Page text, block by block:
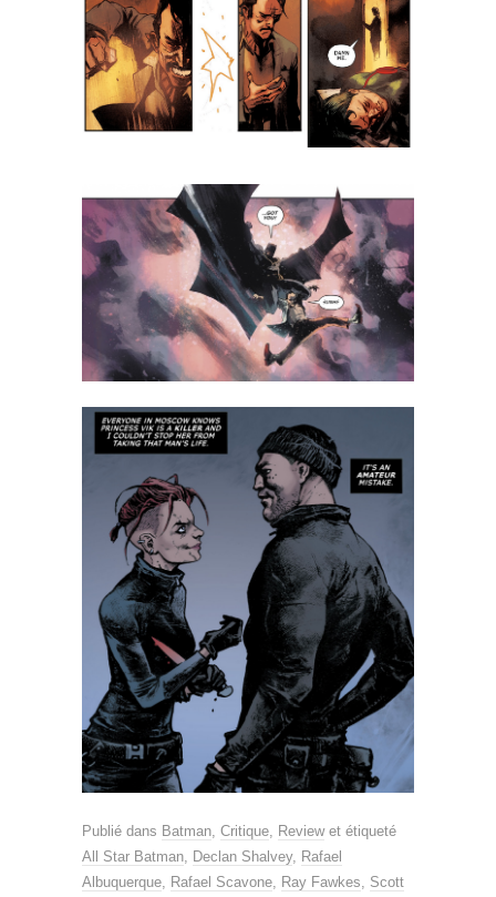
Publié dans Batman, Critique, Reviewet étiqueté
All Star Batman, Declan Shalvey, Rafael
Albuquerque, Rafael Scavone, Ray Fawkes, Scott